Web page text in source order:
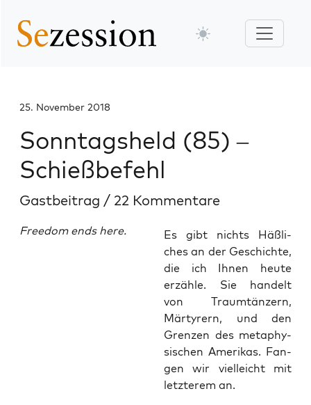
25. November 2018
Sonntagsheld (85) –
Schießbefehl
Gastbeitrag / 22 Kommentare
Freedom ends here.
Es gibt nichts Häß­li­
ches an der Geschich­te,
die ich Ihnen heu­te
erzäh­le. Sie han­delt
von Traum­tän­zern,
Mär­ty­rern, und den
Gren­zen des meta­phy­
si­schen Ame­ri­kas. Fan­
gen wir viel­leicht mit
letz­te­rem an.